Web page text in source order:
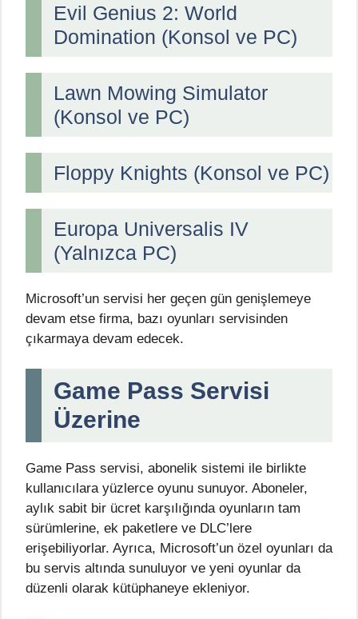
Evil Genius 2: World
Domination (Konsol ve PC)
Lawn Mowing Simulator
(Konsol ve PC)
Floppy Knights (Konsol ve PC)
Europa Universalis IV
(Yalnızca PC)
Microsoft’un servisi her geçen gün genişlemeye
devam etse firma, bazı oyunları servisinden
çıkarmaya devam edecek.
Game Pass Servisi
Üzerine
Game Pass servisi, abonelik sistemi ile birlikte
kullanıcılara yüzlerce oyunu sunuyor. Aboneler,
aylık sabit bir ücret karşılığında oyunların tam
sürümlerine, ek paketlere ve DLC’lere
erişebiliyorlar. Ayrıca, Microsoft’un özel oyunları da
bu servis altında sunuluyor ve yeni oyunlar da
düzenli olarak kütüphaneye ekleniyor.